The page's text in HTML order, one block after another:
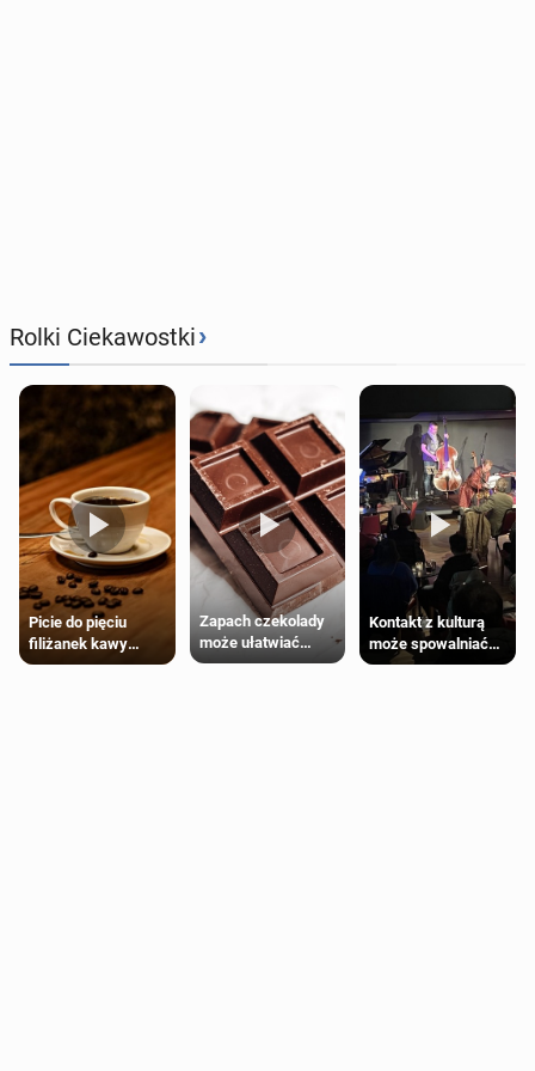
Rolki Ciekawostki›
Picie do pięciu
filiżanek kawy
dziennie jest
Zapach czekolady
może ułatwiać
trening siłowy
Kontakt z kulturą
może spowalniać
starzenie